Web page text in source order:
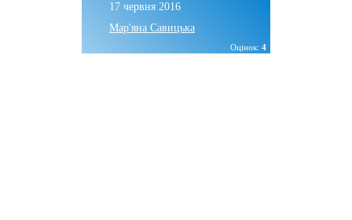
17 червня 2016
Мар'яна Савицька
Оцінок: 4